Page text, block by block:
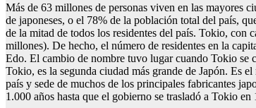
Más de 63 millones de personas viven en las mayores
de japoneses, o el 78% de la población total del país,
de la mitad de todos los residentes del país. Tokio, con
millones). De hecho, el número de residentes en la
Edo. El cambio de nombre tuvo lugar cuando Tokio se
Tokio, es la segunda ciudad más grande de Japón. Es
país y sede de muchos de los principales fabricantes
1.000 años hasta que el gobierno se trasladó a Tokio